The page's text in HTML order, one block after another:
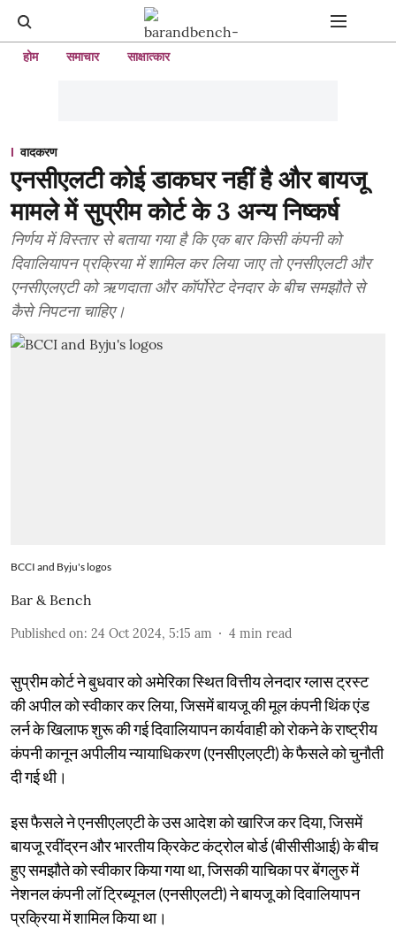
होम समाचार साक्षात्कार
वादकरण
एनसीएलटी कोई डाकघर नहीं है और बायजू
मामले में सुप्रीम कोर्ट के 3 अन्य निष्कर्ष
निर्णय में विस्तार से बताया गया है कि एक बार किसी कंपनी को
दिवालियापन प्रक्रिया में शामिल कर लिया जाए तो एनसीएलटी और
एनसीएलएटी को ऋणदाता और कॉर्पोरेट देनदार के बीच समझौते से
कैसे निपटना चाहिए।
BCCI and Byju's logos
Bar & Bench
Published on: 24 Oct 2024, 5:15 am 4 min read
सुप्रीम कोर्ट ने बुधवार को अमेरिका स्थित वित्तीय लेनदार ग्लास ट्रस्ट
की अपील को स्वीकार कर लिया, जिसमें बायजू की मूल कंपनी थिंक एंड
लर्न के खिलाफ शुरू की गई दिवालियापन कार्यवाही को रोकने के राष्ट्रीय
कंपनी कानून अपीलीय न्यायाधिकरण (एनसीएलएटी) के फैसले को चुनौती
दी गई थी।
इस फैसले ने एनसीएलएटी के उस आदेश को खारिज कर दिया, जिसमें
बायजू रवींद्रन और भारतीय क्रिकेट कंट्रोल बोर्ड (बीसीसीआई) के बीच
हुए समझौते को स्वीकार किया गया था, जिसकी याचिका पर बेंगलुरु में
नेशनल कंपनी लॉ ट्रिब्यूनल (एनसीएलटी) ने बायजू को दिवालियापन
प्रक्रिया में शामिल किया था।